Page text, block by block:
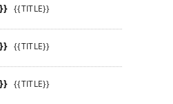
{{TITLE}}
{{TITLE}}
{{TITLE}}